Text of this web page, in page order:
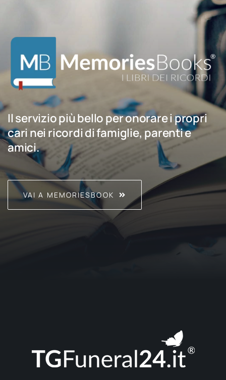
Il servizio più bello per onorare i propri
cari nei ricordi di famiglie, parenti e
amici.
VAI A MEMORIESBOOK